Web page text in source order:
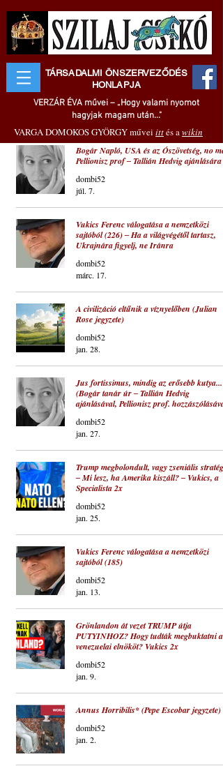
TÁRSADALMI ÖNSZERVEZŐDÉS
HONLAPJA
VERZÁR ÉVA művei – „Hogy valami nyomot
hagyjak magam után..."
VARGA DOMOKOS GYÖRGY művei ittés awikin
Bogár Napló, USA és az Ószövetség, no meg
Pellionisz prof ‒ Tallián Hedvig ajánlására
dombi52
júl. 7.
Vukics Ferenc válogatása a nemzetközi
sajtóból (226) ‒ Ha a világvégétől tartasz,
Ukrajnára figyelj, ne Iránra
dombi52
márc. 17.
A civilizáció eltűnik a víznyelőben (Julian
Rose jegyzete)
dombi52
jan. 28.
Jus fortissimus, mindig az erősebb kutya...
(Bogár tanár úr ‒ Tallián Hedvig
ajánlásával, Pellionisz prof.
dombi52
jan. 27.
Trump megbolondult, vagy zseniális
‒ Mi lesz, ha Amerika kiszáll? ‒ Vukics, a
Specialista 2x
dombi52
jan. 25.
Vukics Ferenc válogatása a nemzetközi
sajtóból (185)
dombi52
jan. 13.
Grönlandon át vezet TRUMP útja
PUTYINHOZ? Hogy tudták megbuktatni a
venezuelai elnököt? Vukics 2x
dombi52
jan. 9.
Annus Horribilis* (Pepe Escobar jegyzete)
dombi52
jan. 2.